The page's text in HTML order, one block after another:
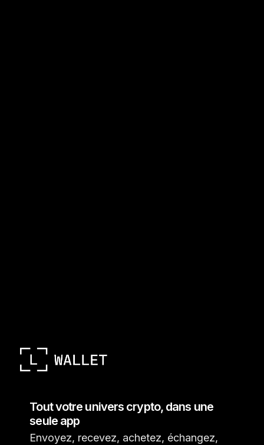
Tout votre univers crypto, dans une
seule app
Envoyez, recevez, achetez, échangez,